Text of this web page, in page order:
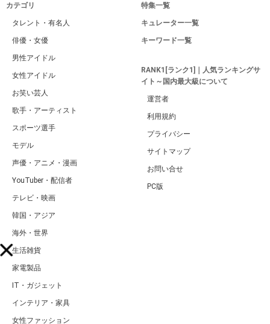
カテゴリ
タレント・有名人
俳優・女優
男性アイドル
女性アイドル
お笑い芸人
歌手・アーティスト
スポーツ選手
モデル
声優・アニメ・漫画
YouTuber・配信者
テレビ・映画
韓国・アジア
海外・世界
生活雑貨
家電製品
IT・ガジェット
インテリア・家具
女性ファッション
特集一覧
キュレーター一覧
キーワード一覧
RANK1[ランク1]｜人気ランキングサ
イト～国内最大級について
運営者
利用規約
プライバシー
サイトマップ
お問い合せ
PC版